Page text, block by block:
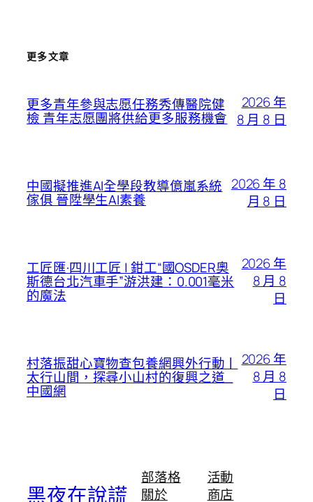
更多文章
更多青年參與志愿任務秀傳醫院健
檢 青年志愿團將供給更多服務機會
2026 年
8 月 8 日
中國擬推進AI全學段教導億嵐系統
傢俱 晉陞學生AI素養
2026 年 8
月 8 日
工匠匯·四川工匠 | 鉗工“國OSDER奧
斯德台北汽車手”游洪建：0.001毫米
的魔法
2026 年
8 月 8
日
村落振甜心寶物查包養網興外行動丨
太行山間，探尋小山村的復興之道_
中國網
2026 年
8 月 8
日
黑夜在說謊
部落格
關於
活動
商店